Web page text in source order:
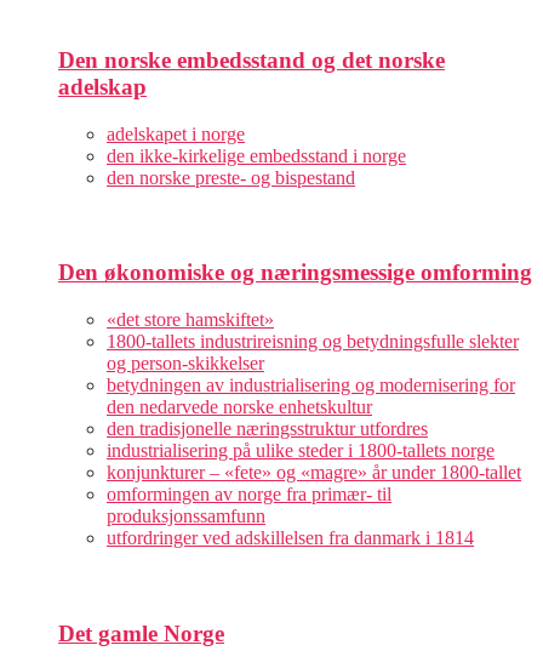
Den norske embedsstand og det norske
adelskap
adelskapet i norge
den ikke-kirkelige embedsstand i norge
den norske preste- og bispestand
Den økonomiske og næringsmessige omforming
«det store hamskiftet»
1800-tallets industrireisning og betydningsfulle slekter
og person-skikkelser
betydningen av industrialisering og modernisering for
den nedarvede norske enhetskultur
den tradisjonelle næringsstruktur utfordres
industrialisering på ulike steder i 1800-tallets norge
konjunkturer – «fete» og «magre» år under 1800-tallet
omformingen av norge fra primær- til
produksjonssamfunn
utfordringer ved adskillelsen fra danmark i 1814
Det gamle Norge